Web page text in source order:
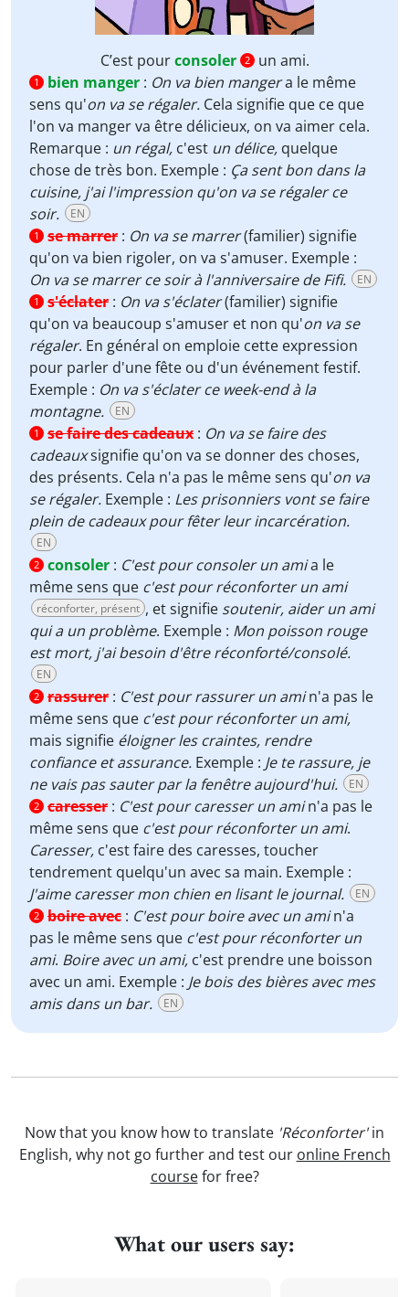
C’est pourconsoler 2 un ami.
1 bien manger : On va bien mangera le même
sens qu'on va se régaler. Cela signifie que ce que
l'on va manger va être délicieux, on va aimer cela.
Remarque : un régal, c'est un délice, quelque
chose de très bon. Exemple : Ça sent bon dans la
cuisine, j'ai l'impression qu'on va se régaler ce
soir.
EN
1 se marrer : On va se marrer(familier) signifie
qu'on va bien rigoler, on va s'amuser. Exemple :
On va se marrer ce soir à l'anniversaire de Fifi.
EN
1 s'éclater : On va s'éclater(familier) signifie
qu'on va beaucoup s'amuser et non qu'on va se
régaler. En général on emploie cette expression
pour parler d'une fête ou d'un événement festif.
Exemple : On va s'éclater ce week-end à la
montagne.
EN
1 se faire des cadeaux : On va se faire des
cadeauxsignifie qu'on va se donner des choses,
des présents. Cela n'a pas le même sens qu'on va
se régaler. Exemple : Les prisonniers vont se faire
plein de cadeaux pour fêter leur incarcération.
EN
2 consoler : C'est pour consoler un amia le
même sens que c'est pour réconforter un ami
réconforter, présent , et signifie soutenir, aider un ami
qui a un problème. Exemple : Mon poisson rouge
est mort, j'ai besoin d'être réconforté/consolé.
EN
2 rassurer : C'est pour rassurer un amin'a pas le
même sens que c'est pour réconforter un ami,
mais signifie éloigner les craintes, rendre
confiance et assurance. Exemple : Je te rassure, je
ne vais pas sauter par la fenêtre aujourd'hui.
EN
2 caresser : C'est pour caresser un amin'a pas le
même sens que c'est pour réconforter un ami.
Caresser, c'est faire des caresses, toucher
tendrement quelqu'un avec sa main. Exemple :
J'aime caresser mon chien en lisant le journal.
EN
2 boire avec : C'est pour boire avec un amin'a
pas le même sens que c'est pour réconforter un
ami. Boire avec un ami, c'est prendre une boisson
avec un ami. Exemple : Je bois des bières avec mes
amis dans un bar.
EN
Now that you know how to translate 'Réconforter'in
English, why not go further and test our online French
coursefor free?
What our users say: